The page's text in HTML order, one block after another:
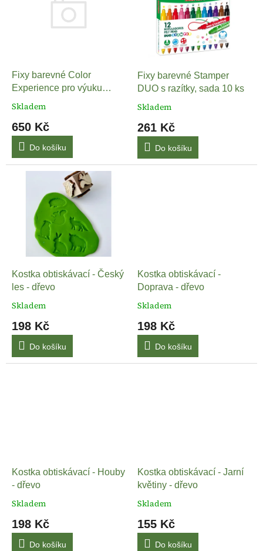
Fixy barevné Color
Experience pro výuku
psaní písmen, sada 12 ks
Skladem
650 Kč
Do košíku
Fixy barevné Stamper
DUO s razítky, sada 10 ks
Skladem
261 Kč
Do košíku
Kostka obtiskávací - Český
les - dřevo
Skladem
198 Kč
Do košíku
Kostka obtiskávací -
Doprava - dřevo
Skladem
198 Kč
Do košíku
Kostka obtiskávací - Houby
- dřevo
Skladem
198 Kč
Do košíku
Kostka obtiskávací - Jarní
květiny - dřevo
Skladem
155 Kč
Do košíku